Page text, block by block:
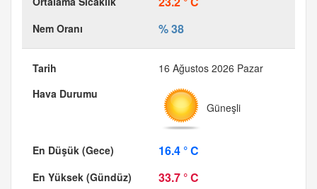
% 38
16 Ağustos 2026 Pazar
Güneşli
16.4 ° C
33.7 ° C